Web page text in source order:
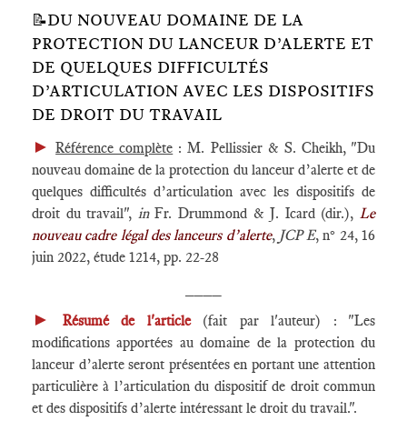
📝DU NOUVEAU DOMAINE DE LA
PROTECTION DU LANCEUR D’ALERTE ET
DE QUELQUES DIFFICULTÉS
D’ARTICULATION AVEC LES DISPOSITIFS
DE DROIT DU TRAVAIL
► Référence complète : M. Pellissier & S. Cheikh, "Du
nouveau domaine de la protection du lanceur d’alerte et de
quelques difficultés d’articulation avec les dispositifs de
droit du travail", inFr. Drummond & J. Icard (dir.),Le
nouveau cadre légal des lanceurs d’alerte, JCP E, n° 24, 16
juin 2022, étude 1214, pp. 22-28
► Résumé de l'article(fait par l'auteur) : "Les
modifications apportées au domaine de la protection du
lanceur d’alerte seront présentées en portant une attention
particulière à l’articulation du dispositif de droit commun
et des dispositifs d’alerte intéressant le droit du travail.".